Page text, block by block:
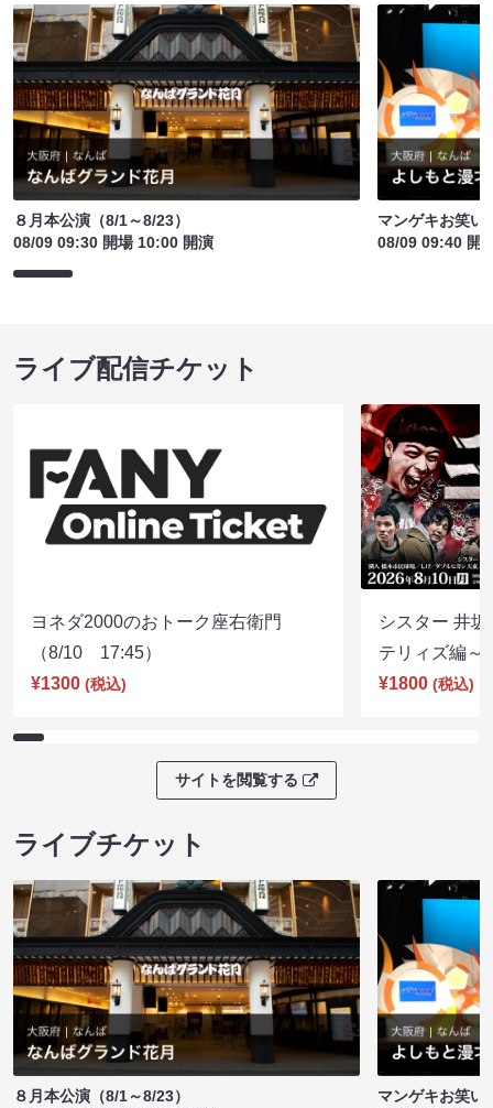
８月本公演（8/1～8/23）
08/09 09:30 開場 10:00 開演
マンゲキお笑い
08/09 09:40 開
ライブ配信チケット
ヨネダ2000のおトーク座右衛門
（8/10 17:45）
¥1300 (税込)
シスター 井
テリィズ編
¥1800 (税込)
サイトを閲覧する
ライブチケット
８月本公演（8/1～8/23）
マンゲキお笑い